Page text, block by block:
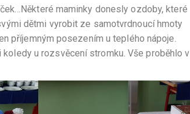
maminky donesly ozdoby, které
dětmi vyrobit ze samotvrdnoucí hmoty
příjemným posezením u teplého nápoje.
u rozsvěcení stromku. Vše proběhlo v